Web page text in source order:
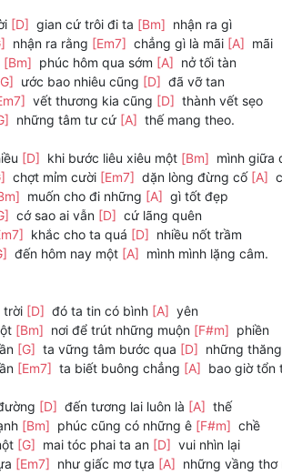
[D] gian cứ trôi đi ta [Bm] nhận ra gì
nhận ra rằng [Em7] chẳng gì là mãi [A] mãi
[Bm] phúc hôm qua sớm [A] nở tối tàn
ước bao nhiêu cũng [D] đã vỡ tan
vết thương kia cũng [D] thành vết sẹo
những tâm tư cứ [A] thế mang theo.
[D] khi bước liêu xiêu một [Bm] mình giữa
chợt mỉm cười [Em7] dặn lòng đừng cố [A]
muốn cho đi những [A] gì tốt đẹp
cớ sao ai vẫn [D] cứ lãng quên
khắc cho ta quá [D] nhiều nốt trầm
đến hôm nay một [A] mình mình lặng câm.
trời [D] đó ta tin có bình [A] yên
[Bm] nơi để trút những muộn [F#m] phiền
[G] ta vững tâm bước qua [D] những
[Em7] ta biết buông chẳng [A] bao giờ tổn
[D] đến tương lai luôn là [A] thế
[Bm] phúc cũng có những ê [F#m] chề
[G] mai tóc phai ta an [D] vui nhìn lại
[Em7] như giấc mơ tựa [A] những vầng thơ